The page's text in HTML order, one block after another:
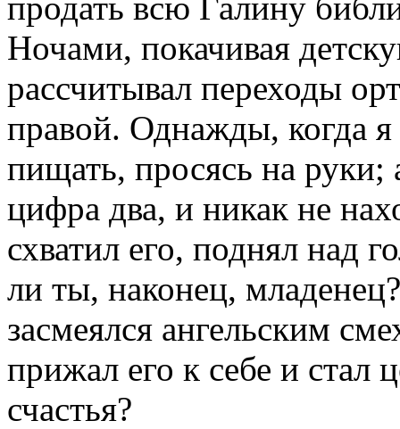
Ночами, покачивая
рассчитывал переходы
правой. Однажды, когда
пищать, просясь на руки;
цифра два, и никак не
схватил его, поднял над
ли ты, наконец,
засмеялся ангельским
прижал его к себе и стал
счастья?